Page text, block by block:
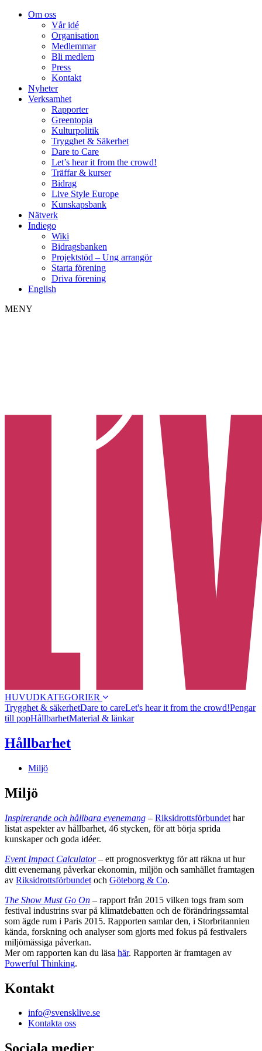
Om oss
Vår idé
Organisation
Medlemmar
Bli medlem
Press
Kontakt
Nyheter
Verksamhet
Rapporter
Greentopia
Kulturpolitik
Trygghet & Säkerhet
Dare to Care
Let’s hear it from the crowd!
Träffar & kurser
Bidrag
Live Style Europe
Kunskapsbank
Nätverk
Indiego
Wiki
Bidragsbanken
Projektstöd – Ung arrangör
Starta förening
Driva förening
English
MENY
HUVUDKATEGORIER
Trygghet & säkerhetDare to careLet's hear it from the crowd!Pengar
till popHållbarhetMaterial & länkar
Hållbarhet
Miljö
Miljö
Inspirerande och hållbara evenemang – Riksidrottsförbundet har
listat aspekter av hållbarhet, 46 stycken, för att börja sprida
kunskaper och goda idéer.
Event Impact Calculator– ett prognosverktyg för att räkna ut hur
ditt evenemang påverkar ekonomin, miljön och samhället framtagen
av Riksidrottsförbundet och Göteborg & Co.
The Show Must Go On – rapport från 2015 vilken togs fram som
festival industrins svar på klimatdebatten och de förändringssamtal
som ägde rum i Paris 2015. Rapporten samlar den, i Storbritannien
kända, forskning och analyser som gjorts med fokus på festivalers
miljömässiga påverkan.
Mer om rapporten kan du läsa här. Rapporten är framtagen av
Powerful Thinking.
Kontakt
info@svensklive.se
Kontakta oss